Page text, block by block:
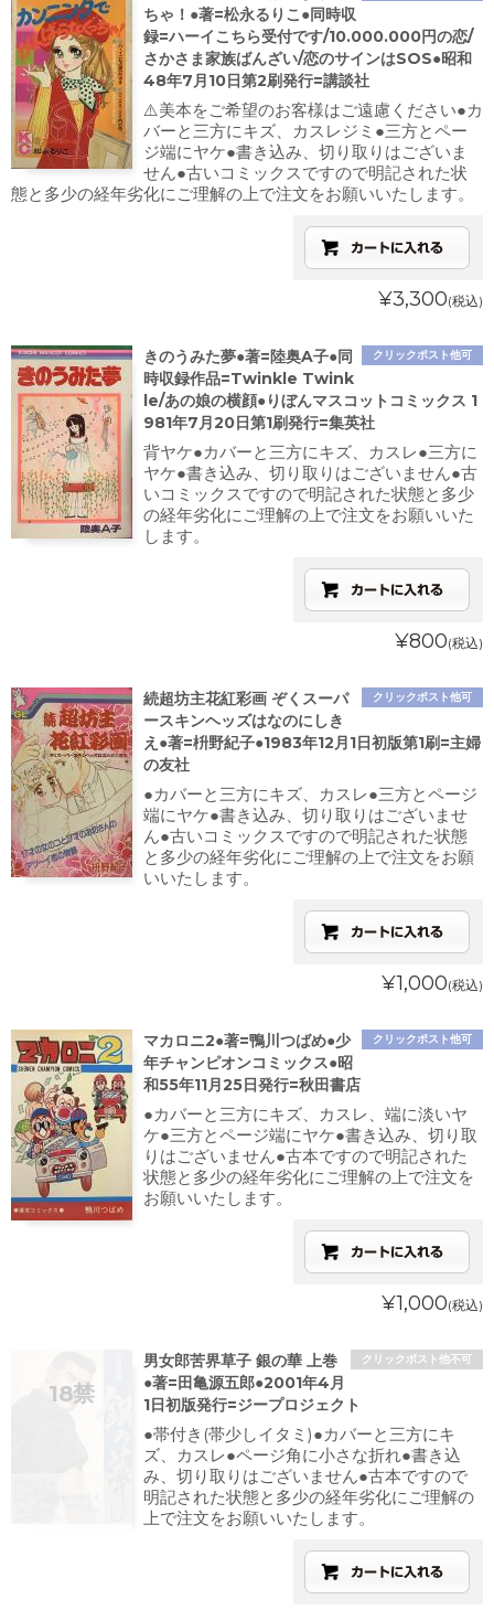
ちゃ！●著=松永るりこ●同時収
録=ハーイこちら受付です/10.000.000円の恋/
さかさま家族ばんざい/恋のサインはSOS●昭和
48年7月10日第2刷発行=講談社
⚠️美本をご希望のお客様はご遠慮ください●カ
バーと三方にキズ、カスレジミ●三方とペー
ジ端にヤケ●書き込み、切り取りはございま
せん●古いコミックスですので明記された状
態と多少の経年劣化にご理解の上で注文をお願いいたします。
¥3,300(税込)
クリックポスト他可
きのうみた夢●著=陸奥A子●同
時収録作品=Twinkle Twink
le/あの娘の横顔●りぼんマスコットコミックス 1
981年7月20日第1刷発行=集英社
背ヤケ●カバーと三方にキズ、カスレ●三方に
ヤケ●書き込み、切り取りはございません●古
いコミックスですので明記された状態と多少
の経年劣化にご理解の上で注文をお願いいた
します。
¥800(税込)
クリックポスト他可
続超坊主花紅彩画 ぞくスーパ
ースキンヘッズはなのにしき
え●著=枡野紀子●1983年12月1日初版第1刷=主婦
の友社
●カバーと三方にキズ、カスレ●三方とページ
端にヤケ●書き込み、切り取りはございませ
ん●古いコミックスですので明記された状態
と多少の経年劣化にご理解の上で注文をお願
いいたします。
¥1,000(税込)
クリックポスト他可
マカロニ2●著=鴨川つばめ●少
年チャンピオンコミックス●昭
和55年11月25日発行=秋田書店
●カバーと三方にキズ、カスレ、端に淡いヤ
ケ●三方とページ端にヤケ●書き込み、切り取
りはございません●古本ですので明記された
状態と多少の経年劣化にご理解の上で注文を
お願いいたします。
¥1,000(税込)
クリックポスト他不可
男女郎苦界草子 銀の華 上巻
●著=田亀源五郎●2001年4月
1日初版発行=ジープロジェクト
●帯付き(帯少しイタミ)●カバーと三方にキ
ズ、カスレ●ページ角に小さな折れ●書き込
み、切り取りはございません●古本ですので
明記された状態と多少の経年劣化にご理解の
上で注文をお願いいたします。